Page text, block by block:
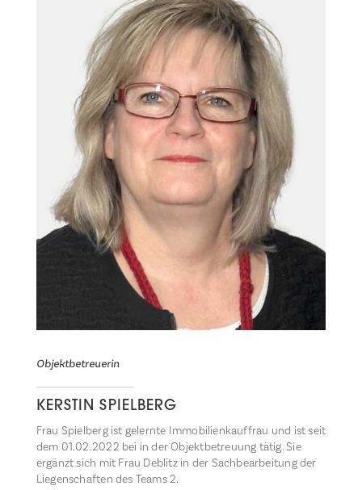
Objektbetreuerin
KERSTIN SPIELBERG
Frau Spielberg ist gelernte Immobilienkauffrau und ist seit
dem 01.02.2022 bei in der Objektbetreuung tätig. Sie
ergänzt sich mit Frau Deblitz in der Sachbearbeitung der
Liegenschaften des Teams 2.